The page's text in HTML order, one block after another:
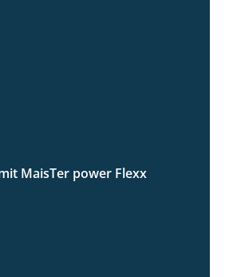
2:26
MaisTer power Flexx